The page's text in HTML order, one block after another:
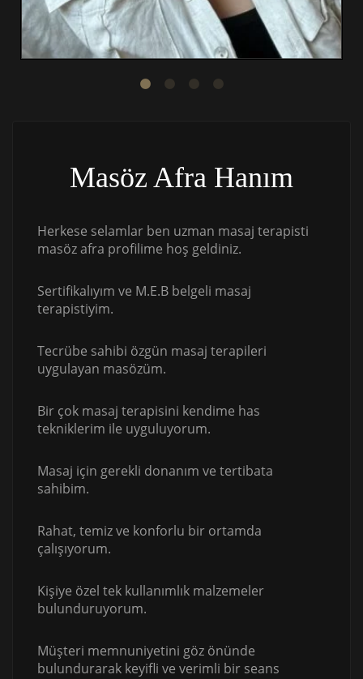
Masöz Afra Hanım
Herkese selamlar ben uzman masaj terapisti
masöz afra profilime hoş geldiniz.
Sertifikalıyım ve M.E.B belgeli masaj
terapistiyim.
Tecrübe sahibi özgün masaj terapileri
uygulayan masözüm.
Bir çok masaj terapisini kendime has
tekniklerim ile uyguluyorum.
Masaj için gerekli donanım ve tertibata
sahibim.
Rahat, temiz ve konforlu bir ortamda
çalışıyorum.
Kişiye özel tek kullanımlık malzemeler
bulunduruyorum.
Müşteri memnuniyetini göz önünde
bulundurarak keyifli ve verimli bir seans